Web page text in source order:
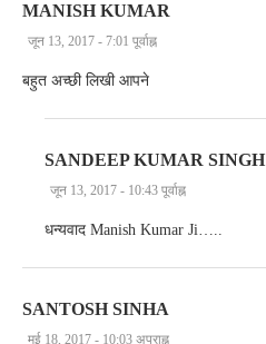
MANISH KUMAR
जून 13, 2017 - 7:01 पूर्वाह्न
बहुत अच्छी लिखी आपने
SANDEEP KUMAR SINGH
जून 13, 2017 - 10:43 पूर्वाह्न
धन्यवाद Manish Kumar Ji…..
SANTOSH SINHA
मई 18, 2017 - 10:03 अपराह्न